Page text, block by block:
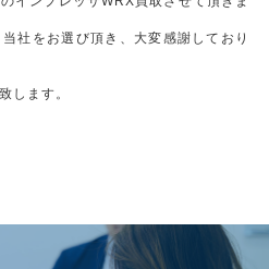
社をお選び頂き、大変感謝しており
します。